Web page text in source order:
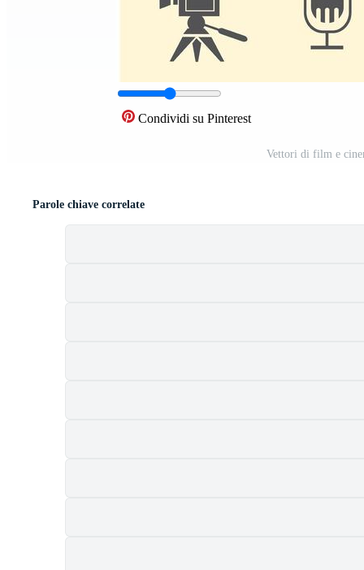
Condividi su Pinterest
Vettori di film e
Parole chiave correlate